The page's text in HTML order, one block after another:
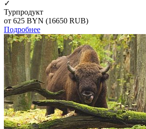
✓
Турпродукт
от 625 BYN (16650 RUB)
Подробнее